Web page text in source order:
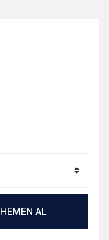
HEMEN AL